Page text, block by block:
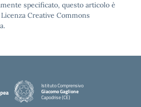
specificato, questo articolo è
Creative Commons
Istituto Comprensivo
Giacomo Gaglione
Capodrise (CE)
— Visita la pagina iniziale della scuola